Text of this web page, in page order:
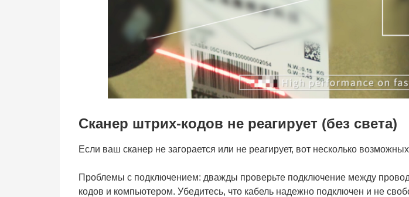
Сканер штрих-кодов не реагирует (без света)
Если ваш сканер не загорается или не реагирует, вот несколько
Проблемы с подключением: дважды проверьте подключение между
кодов и компьютером. Убедитесь, что кабель надежно подключен и не